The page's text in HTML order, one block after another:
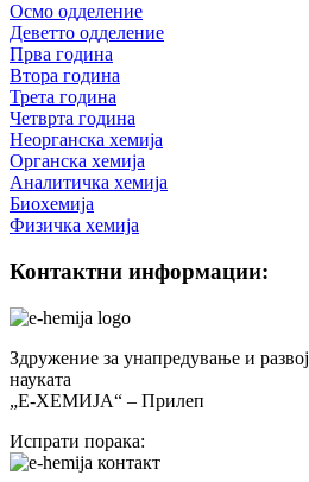
Осмо одделение
Деветто одделение
Прва година
Втора година
Трета година
Четврта година
Неорганска хемија
Органска хемија
Аналитичка хемија
Биохемија
Физичка хемија
Контактни информации:
Здружение за унапредување и
науката
„Е-ХЕМИЈА“ – Прилеп
Испрати порака: